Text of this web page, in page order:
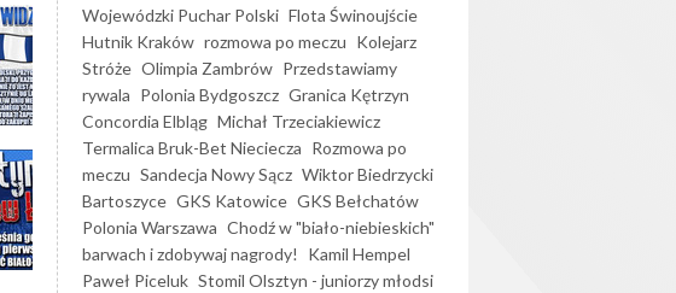
Wojewódzki Puchar Polski Flota Świnoujście
Hutnik Kraków rozmowa po meczu Kolejarz
Stróże Olimpia Zambrów Przedstawiamy
rywala Polonia Bydgoszcz Granica Kętrzyn
Concordia Elbląg Michał Trzeciakiewicz
Termalica Bruk-Bet Nieciecza Rozmowa po
meczu Sandecja Nowy Sącz Wiktor Biedrzycki
Bartoszyce GKS Katowice GKS Bełchatów
Polonia Warszawa Chodź w "biało-niebieskich"
barwach i zdobywaj nagrody!
Kamil Hempel
Paweł Piceluk Stomil Olsztyn - juniorzy młodsi